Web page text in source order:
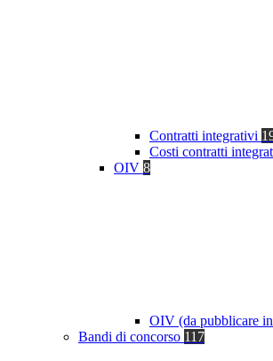
Contratti integrativi
Costi contratti
OIV 8
OIV (da pubblicare
Bandi di concorso 117